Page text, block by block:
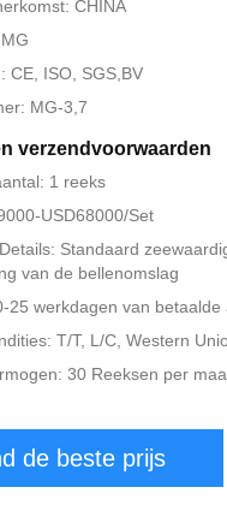
CHINA
CE, ISO, SGS,BV
MG-3,7
verzendvoorwaarden
1 reeks
USD68000/Set
Standaard
van de bellenomslag
25 werkdagen van betaalde
T/T, L/C, Western
30 Reeksen per
de beste prijs